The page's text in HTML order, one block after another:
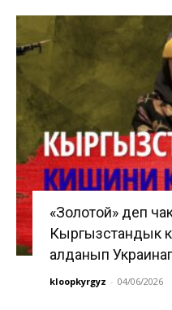
«Золотой» деп
Кыргызстандык
алданып
kloopkyrgyz - 04/06/2026